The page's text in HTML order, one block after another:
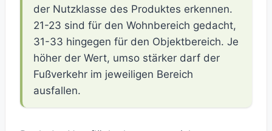
der Nutzklasse des Produktes erkennen.
21-23 sind für den Wohnbereich gedacht,
31-33 hingegen für den Objektbereich. Je
höher der Wert, umso stärker darf der
Fußverkehr im jeweiligen Bereich
ausfallen.